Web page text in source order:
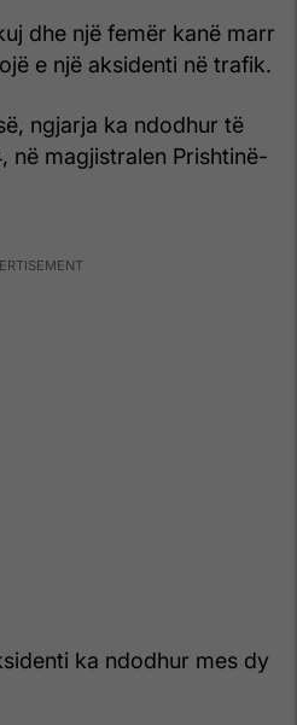
dhe një femër kanë marr
e një aksidenti në trafik.
ngjarja ka ndodhur të
në magjistralen Prishtinë-
ka ndodhur mes dy